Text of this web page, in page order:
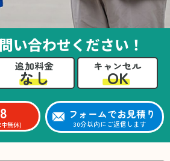
い合わせください！
追加料金
なし
キャンセル
OK
無休)
フォームでお見積り
30分以内にご返信します